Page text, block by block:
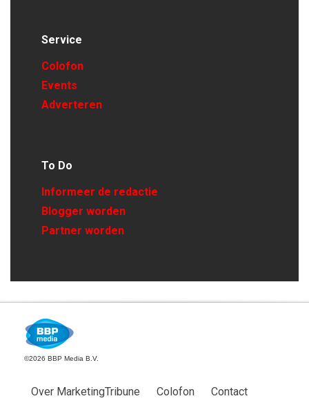
Service
Colofon
Events
Adverteren
To Do
Informeer de redactie
Blogger worden
Partner worden
©2026 BBP Media B.V.
Over MarketingTribune Colofon Contact